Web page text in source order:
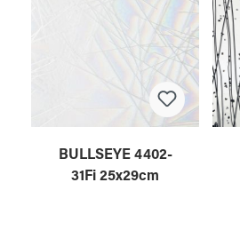
BULLSEYE 4402-
31Fi 25x29cm